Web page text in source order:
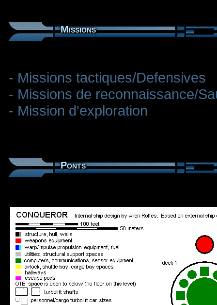
Missions
- Missions tactiques/Defensives
- Missions de reconnaissance/
- Mission d'exploration
Ponts